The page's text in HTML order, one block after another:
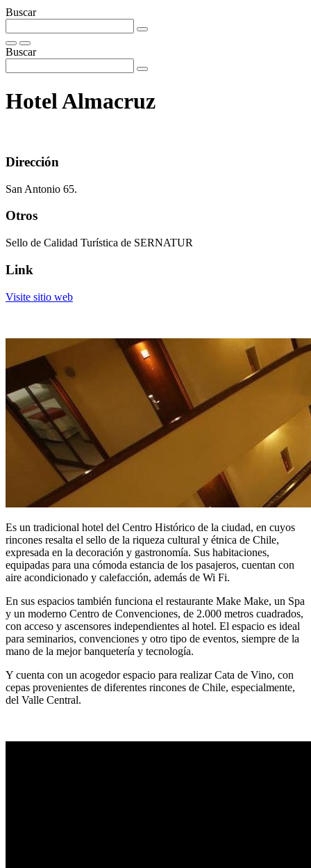
Buscar
Buscar
Hotel Almacruz
Dirección
San Antonio 65.
Otros
Sello de Calidad Turística de SERNATUR
Link
Visite sitio web
Es un tradicional hotel del Centro Histórico de la ciudad, en cuyos
rincones resalta el sello de la riqueza cultural y étnica de Chile,
expresada en la decoración y gastronomía. Sus habitaciones,
equipadas para una cómoda estancia de los pasajeros, cuentan con
aire acondicionado y calefacción, además de Wi Fi.
En sus espacios también funciona el restaurante Make Make, un Spa
y un moderno Centro de Convenciones, de 2.000 metros cuadrados,
con acceso y ascensores independientes al hotel. El espacio es ideal
para seminarios, convenciones y otro tipo de eventos, siempre de la
mano de la mejor banquetería y tecnología.
Y cuenta con un acogedor espacio para realizar Cata de Vino, con
cepas provenientes de diferentes rincones de Chile, especialmente,
del Valle Central.